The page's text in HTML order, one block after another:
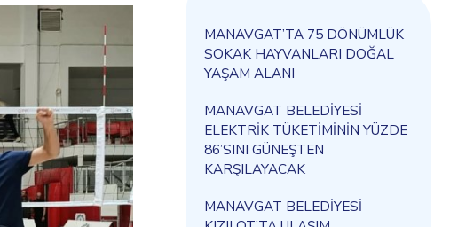
MANAVGAT’TA 75 DÖNÜMLÜK
SOKAK HAYVANLARI DOĞAL
YAŞAM ALANI
MANAVGAT BELEDİYESİ
ELEKTRİK TÜKETİMİNİN YÜZDE
86’SINI GÜNEŞTEN
KARŞILAYACAK
MANAVGAT BELEDİYESİ